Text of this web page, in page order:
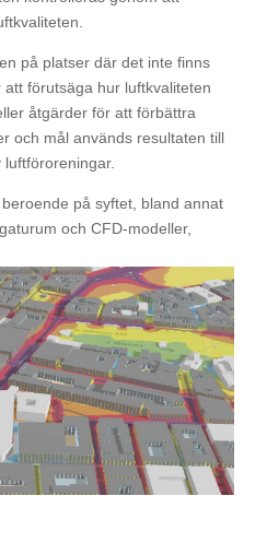
på platser där det inte finns
förutsäga hur luftkvaliteten
åtgärder för att förbättra
och mål används resultaten till
på syftet, bland annat
och CFD-modeller,